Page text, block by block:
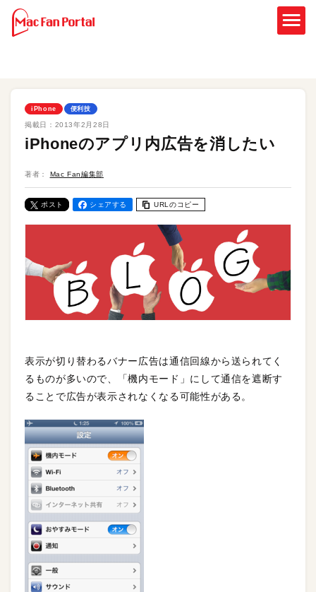
iPhone 便利技
掲載日： 2013年2月28日
iPhoneのアプリ内広告を消したい
著者： Mac Fan編集部
ポスト シェアする URLのコピー
表示が切り替わるバナー広告は通信回線から送られてく
るものが多いので、「機内モード」にして通信を遮断す
ることで広告が表示されなくなる可能性がある。